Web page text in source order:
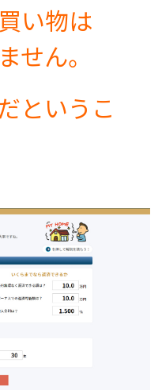
い物は
せん。
というこ